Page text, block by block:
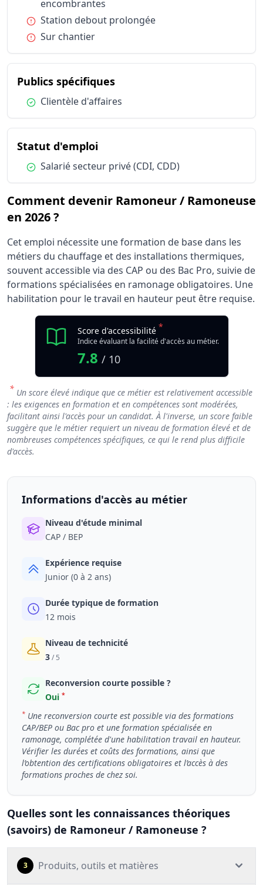
encombrantes
Condition :
Station debout prolongée
Condition :
Sur chantier
Publics spécifiquesdu métier Ramoneur /
Condition :
Clientèle d'affaires
Statut d'emploidu métier Ramoneur /
Condition :
Salarié secteur privé (CDI, CDD)
Comment devenir Ramoneur / Ramoneuse
en 2026 ?
Cet emploi nécessite une formation de base dans les
métiers du chauffage et des installations thermiques,
souvent accessible via des CAP ou des Bac Pro, suivie de
formations spécialisées en ramonage obligatoires. Une
habilitation pour le travail en hauteur peut être requise.
Score d'accessibilité *
Indice évaluant la facilité d'accès au métier.
7.8 / 10
* Un score élevé indique que ce métier est relativement accessible
: les exigences en formation et en compétences sont modérées,
facilitant ainsi l'accès pour un candidat. À l'inverse, un score faible
suggère que le métier requiert un niveau de formation élevé et de
nombreuses compétences spécifiques, ce qui le rend plus difficile
d'accès.
Informations d'accès au métier
Niveau d'étude minimal
CAP / BEP
Expérience requise
Junior (0 à 2 ans)
Durée typique de formation
12 mois
Niveau de technicité
3/ 5
Reconversion courte possible ?
Oui *
* Une reconversion courte est possible via des formations
CAP/BEP ou Bac pro et une formation spécialisée en
ramonage, complétée d'une habilitation travail en hauteur.
Vérifier les durées et coûts des formations, ainsi que
l’obtention des certifications obligatoires et l’accès à des
formations proches de chez soi.
Quelles sont les connaissances théoriques
(savoirs) de Ramoneur / Ramoneuse ?
3 Produits, outils et matières